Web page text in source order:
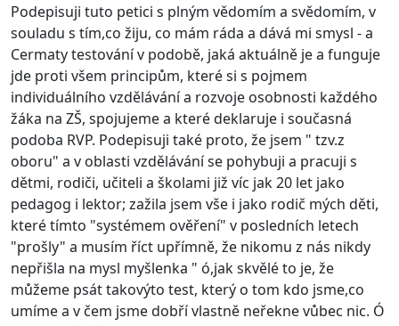
Podepisuji tuto petici s plným vědomím a svědomím, v
souladu s tím,co žiju, co mám ráda a dává mi smysl - a
Cermaty testování v podobě, jaká aktuálně je a funguje
jde proti všem principům, které si s pojmem
individuálního vzdělávání a rozvoje osobnosti každého
žáka na ZŠ, spojujeme a které deklaruje i současná
podoba RVP. Podepisuji také proto, že jsem " tzv.z
oboru" a v oblasti vzdělávání se pohybuji a pracuji s
dětmi, rodiči, učiteli a školami již víc jak 20 let jako
pedagog i lektor; zažila jsem vše i jako rodič mých děti,
které tímto "systémem ověření" v posledních letech
"prošly" a musím říct upřímně, že nikomu z nás nikdy
nepřišla na mysl myšlenka " ó,jak skvělé to je, že
můžeme psát takovýto test, který o tom kdo jsme,co
umíme a v čem jsme dobří vlastně neřekne vůbec nic. Ó